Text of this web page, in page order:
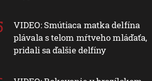
VIDEO: Smútiaca matka delfína
plávala s telom mŕtveho mláďaťa,
pridali sa ďalšie delfíny